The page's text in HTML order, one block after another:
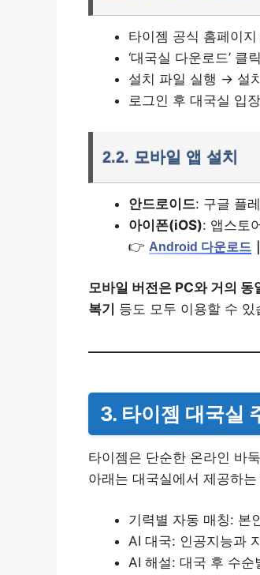
타이젬 공식 홈페이지
‘대국실 다운로드’ 클릭
설치 파일 실행 → 설
로그인 후 대국실 입
2.2. 모바일 앱 설치
안드로이드: 구글 플
아이폰(iOS): 앱스토
👉 Android 다운로드 ｜
모바일 버전은 PC와 거의 동
복기
등도 모두 이용할 수 있
3. 타이젬 대국실
타이젬은 단순한 온라인 바
아래는 대국실에서 제공하
기력별 자동 매칭: 본
AI 대국: 인공지능과
AI 해설: 대국 후 수순